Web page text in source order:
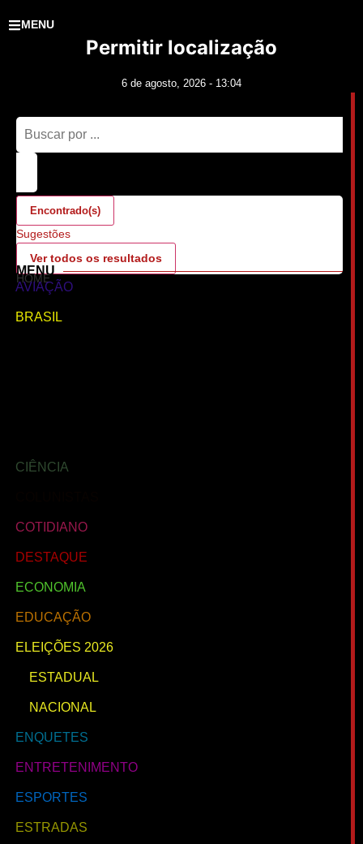
MENU
Permitir localização
6 de agosto, 2026 - 13:04
Encontrado(s)
Sugestões
Ver todos os resultados
MENU
HOME
AVIAÇÃO
BRASIL
CIÊNCIA
COTIDIANO
DESTAQUE
ECONOMIA
EDUCAÇÃO
ELEIÇÕES 2026
ESTADUAL
NACIONAL
ENQUETES
ENTRETENIMENTO
ESPORTES
ESTRADAS